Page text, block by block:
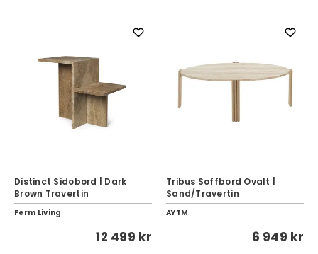
Distinct Sidobord | Dark
Brown Travertin
Ferm Living
12 499 kr
Tribus Soffbord Ovalt |
Sand/Travertin
AYTM
6 949 kr